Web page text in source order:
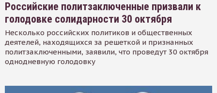
Российские политзаключенные призвали к
голодовке солидарности 30 октября
Несколько российских политиков и общественных
деятелей, находящихся за решеткой и признанных
политзаключенными, заявили, что проведут 30 октября
однодневную голодовку